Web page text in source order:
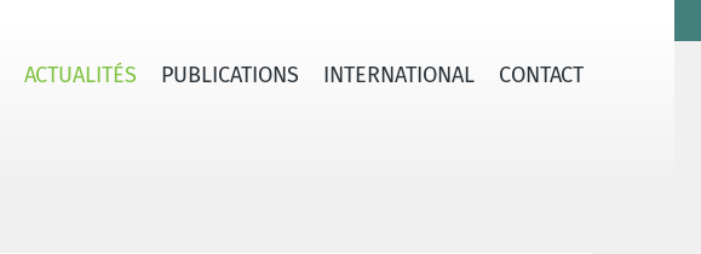
ACTUALITÉS PUBLICATIONS INTERNATIONAL CONTACT